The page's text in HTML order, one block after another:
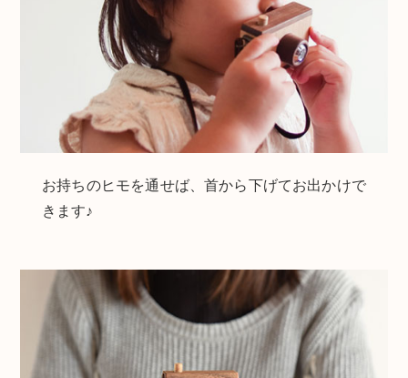
お持ちのヒモを通せば、首から下げてお出かけで
きます♪